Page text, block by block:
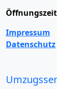
Impressum
Datenschutz